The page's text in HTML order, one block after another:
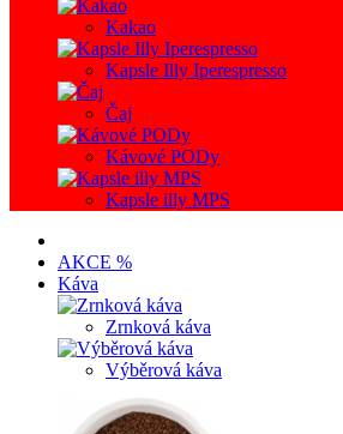
Kakao
Kapsle Illy Iperespresso
Čaj
Kávové PODy
Kapsle illy MPS
AKCE %
Káva
Zrnková káva
Výběrová káva